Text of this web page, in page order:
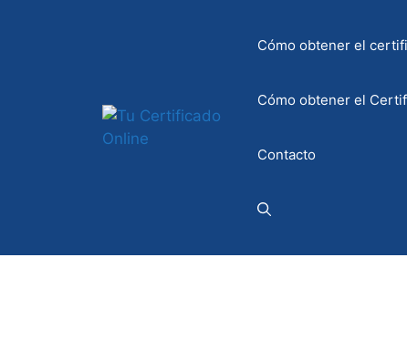
Cómo obtener el
Cómo obtener el
Contacto